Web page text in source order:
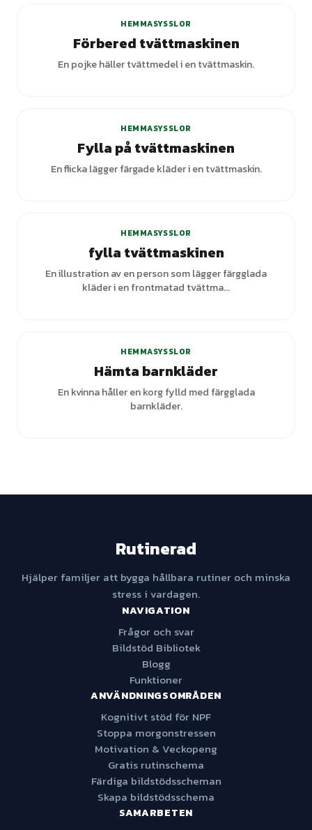
HEMMASYSSLOR
Förbered tvättmaskinen
En pojke häller tvättmedel i en tvättmaskin.
HEMMASYSSLOR
Fylla på tvättmaskinen
En flicka lägger färgade kläder i en tvättmaskin.
HEMMASYSSLOR
fylla tvättmaskinen
En illustration av en person som lägger färgglada
kläder i en frontmatad tvättma...
HEMMASYSSLOR
Hämta barnkläder
En kvinna håller en korg fylld med färgglada
barnkläder.
Rutinerad
Hjälper familjer att bygga hållbara rutiner och minska
stress i vardagen.
NAVIGATION
Frågor och svar
Bildstöd Bibliotek
Blogg
Funktioner
ANVÄNDNINGSOMRÅDEN
Kognitivt stöd för NPF
Stoppa morgonstressen
Motivation & Veckopeng
Gratis rutinschema
Färdiga bildstödsscheman
Skapa bildstödsschema
SAMARBETEN